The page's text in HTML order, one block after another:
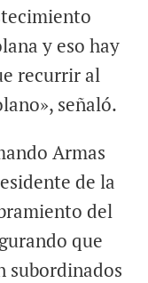
y eso hay
recurrir al
señaló.
Armas
de la
del
que
subordinados